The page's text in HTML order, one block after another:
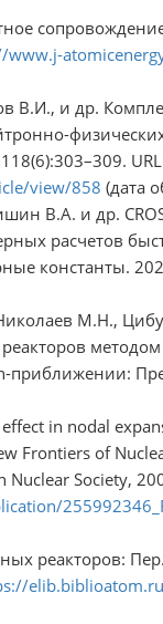
www.j-
В.И., и др.
view/858 (дата
В.А. и др.
расчетов
константы.
М.Н.,
приближении:
effect in nodal
Frontiers of
Society,
реакторов: